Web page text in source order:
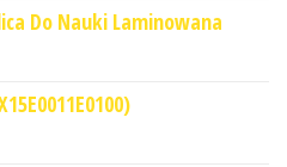
Do Nauki Laminowana